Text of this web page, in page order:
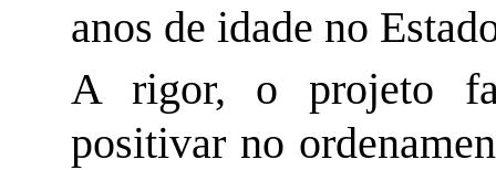
anos de idade no
A rigor, o projeto
positivar no